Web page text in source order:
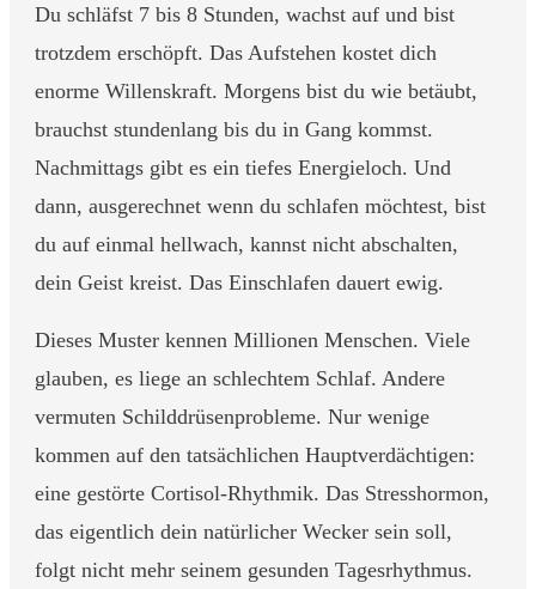
Du schläfst 7 bis 8 Stunden, wachst auf und bist
trotzdem erschöpft. Das Aufstehen kostet dich
enorme Willenskraft. Morgens bist du wie betäubt,
brauchst stundenlang bis du in Gang kommst.
Nachmittags gibt es ein tiefes Energieloch. Und
dann, ausgerechnet wenn du schlafen möchtest, bist
du auf einmal hellwach, kannst nicht abschalten,
dein Geist kreist. Das Einschlafen dauert ewig.
Dieses Muster kennen Millionen Menschen. Viele
glauben, es liege an schlechtem Schlaf. Andere
vermuten Schilddrüsenprobleme. Nur wenige
kommen auf den tatsächlichen Hauptverdächtigen:
eine gestörte Cortisol-Rhythmik. Das Stresshormon,
das eigentlich dein natürlicher Wecker sein soll,
folgt nicht mehr seinem gesunden Tagesrhythmus.